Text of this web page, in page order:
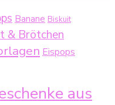
Banane Biskuit
& Brötchen
Eispops
aus